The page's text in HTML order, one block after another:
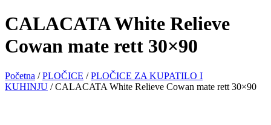
CALACATA White Relieve
Cowan mate rett 30×90
Početna /PLOČICE /PLOČICE ZA KUPATILO I
KUHINJU / CALACATA White Relieve Cowan mate rett 30×90